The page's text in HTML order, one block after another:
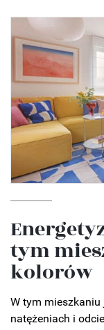
tym
kolorów
W tym mieszkaniu
natężeniach i